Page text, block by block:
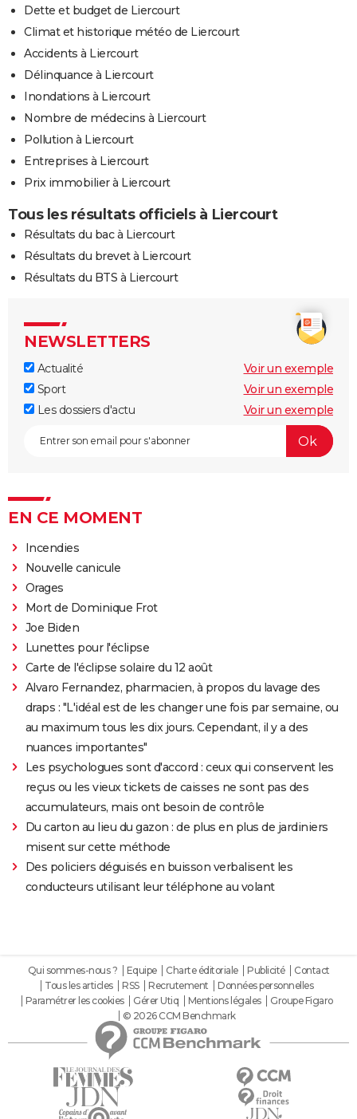
Dette et budget de Liercourt
Climat et historique météo de Liercourt
Accidents à Liercourt
Délinquance à Liercourt
Inondations à Liercourt
Nombre de médecins à Liercourt
Pollution à Liercourt
Entreprises à Liercourt
Prix immobilier à Liercourt
Tous les résultats officiels à Liercourt
Résultats du bac à Liercourt
Résultats du brevet à Liercourt
Résultats du BTS à Liercourt
NEWSLETTERS
Actualité
Voir un exemple
Sport
Voir un exemple
Les dossiers d'actu
Voir un exemple
EN CE MOMENT
Incendies
Nouvelle canicule
Orages
Mort de Dominique Frot
Joe Biden
Lunettes pour l'éclipse
Carte de l'éclipse solaire du 12 août
Alvaro Fernandez, pharmacien, à propos du lavage des
draps : "L'idéal est de les changer une fois par semaine, ou
au maximum tous les dix jours. Cependant, il y a des
nuances importantes"
Les psychologues sont d'accord : ceux qui conservent les
reçus ou les vieux tickets de caisses ne sont pas des
accumulateurs, mais ont besoin de contrôle
Du carton au lieu du gazon : de plus en plus de jardiniers
misent sur cette méthode
Des policiers déguisés en buisson verbalisent les
conducteurs utilisant leur téléphone au volant
Qui sommes-nous ? Equipe Charte éditoriale Publicité
Contact
Tous les articles
RSS Recrutement
Données personnelles
Paramétrer les cookies
Gérer Utiq Mentions légales
Groupe Figaro
© 2026 CCM Benchmark